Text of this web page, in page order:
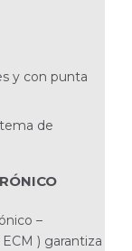
y con punta
de
–
) garantiza